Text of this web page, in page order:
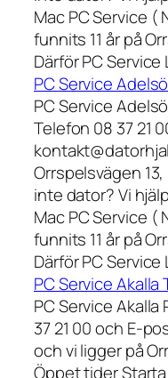
Mac PC Service (
funnits 11 år på
Därför PC
PC Service
PC Service
Telefon 08 37 21
Orrspelsvägen
inte dator? Vi
Mac PC Service (
funnits 11 år på
Därför PC Service
PC Service Akalla
PC Service
37 21 00 och E-
och vi ligger på
Öppet tider